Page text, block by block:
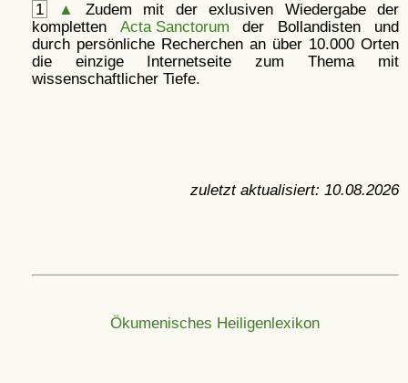
1 ▲
Zudem mit der exlusiven Wiedergabe der
kompletten Acta Sanctorum der Bollandisten und
durch persönliche Recherchen an über 10.000 Orten
die einzige Internetseite zum Thema mit
wissenschaftlicher Tiefe.
zuletzt aktualisiert: 10.08.2026
Ökumenisches Heiligenlexikon